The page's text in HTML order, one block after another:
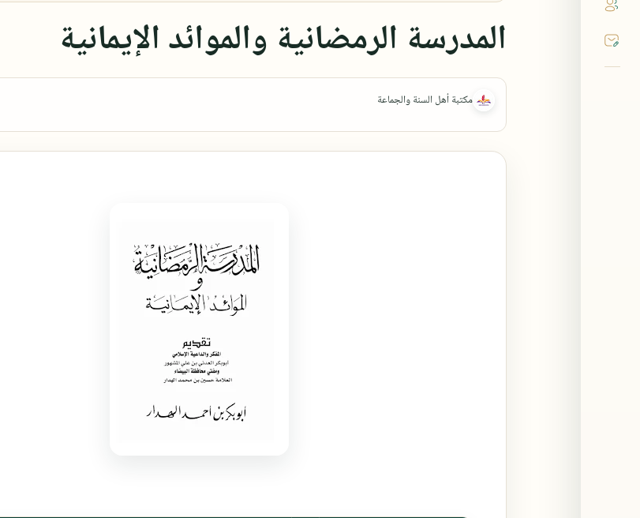
المدرسة الرمضانية والموائد الإيمانية